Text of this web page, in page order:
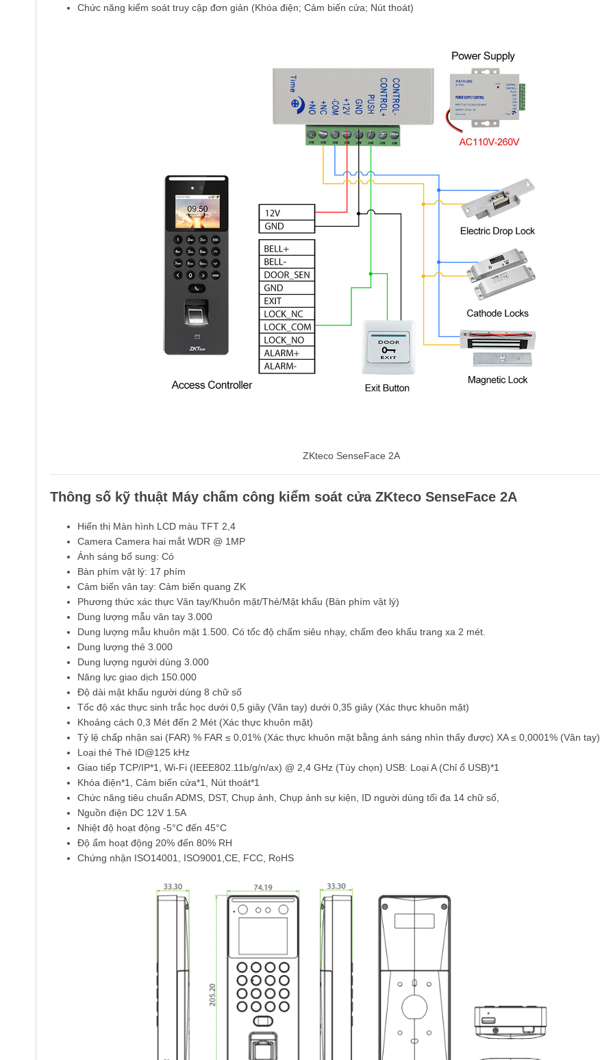
Chức năng kiểm soát truy cập đơn giản (Khóa điện; Cảm biến cửa; Nút thoát)
ZKteco SenseFace 2A
Thông số kỹ thuật Máy chấm công kiểm soát cửa ZKteco SenseFace 2A
Hiển thị Màn hình LCD màu TFT 2,4
Camera Camera hai mắt WDR @ 1MP
Ánh sáng bổ sung: Có
Bàn phím vật lý: 17 phím
Cảm biến vân tay: Cảm biến quang ZK
Phương thức xác thực Vân tay/Khuôn mặt/Thẻ/Mật khẩu (Bàn phím vật lý)
Dung lượng mẫu vân tay 3.000
Dung lượng mẫu khuôn mặt 1.500. Có tốc độ chấm siêu nhạy, chấm đeo khẩu trang xa 2 mét.
Dung lượng thẻ 3.000
Dung lượng người dùng 3.000
Năng lực giao dịch 150.000
Độ dài mật khẩu người dùng 8 chữ số
Tốc độ xác thực sinh trắc học dưới 0,5 giây (Vân tay) dưới 0,35 giây (Xác thực khuôn mặt)
Khoảng cách 0,3 Mét đến 2 Mét (Xác thực khuôn mặt)
Tỷ lệ chấp nhận sai (FAR) % FAR ≤ 0,01% (Xác thực khuôn mặt bằng ánh sáng nhìn thấy được) XA ≤ 0,0001% (Vân tay)
Loại thẻ Thẻ ID@125 kHz
Giao tiếp TCP/IP*1, Wi-Fi (IEEE802.11b/g/n/ax) @ 2,4 GHz (Tùy chọn) USB: Loại A (Chỉ ổ USB)*1
Khóa điện*1, Cảm biến cửa*1, Nút thoát*1
Chức năng tiêu chuẩn ADMS, DST, Chụp ảnh, Chụp ảnh sự kiện, ID người dùng tối đa 14 chữ số,
Nguồn điện DC 12V 1.5A
Nhiệt độ hoạt động -5°C đến 45°C
Độ ẩm hoạt động 20% ​​đến 80% RH
Chứng nhận ISO14001, ISO9001,CE, FCC, RoHS